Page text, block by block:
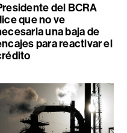
del BCRA
que no ve
una baja de
para reactivar el